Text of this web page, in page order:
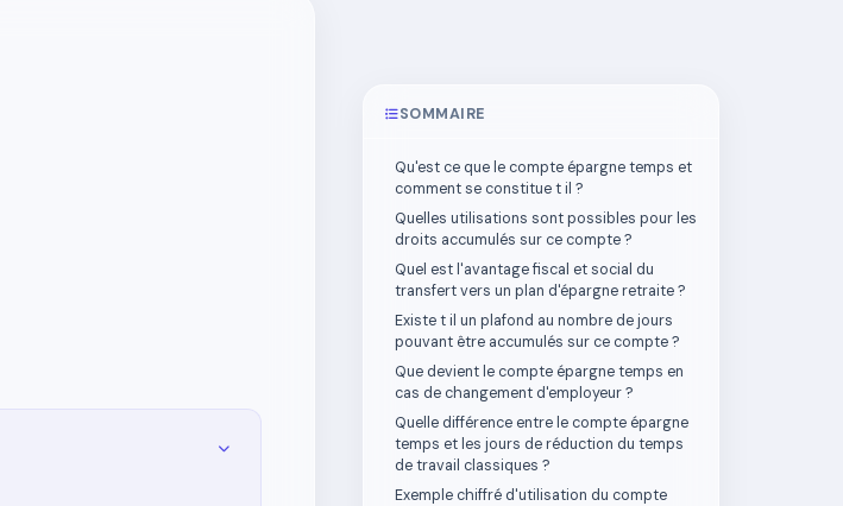
SOMMAIRE
Qu'est ce que le compte épargne temps et
comment se constitue t il ?
Quelles utilisations sont possibles pour les
droits accumulés sur ce compte ?
Quel est l'avantage fiscal et social du
transfert vers un plan d'épargne retraite ?
Existe t il un plafond au nombre de jours
pouvant être accumulés sur ce compte ?
Que devient le compte épargne temps en
cas de changement d'employeur ?
Quelle différence entre le compte épargne
temps et les jours de réduction du temps
de travail classiques ?
Exemple chiffré d'utilisation du compte